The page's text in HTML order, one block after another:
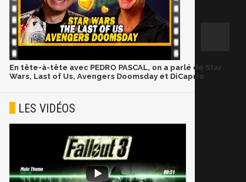
En tête-à-tête avec PEDRO PASCAL, on a parlé de Star
Wars, Last of Us, Avengers Doomsday et DiCaprio
LES VIDÉOS